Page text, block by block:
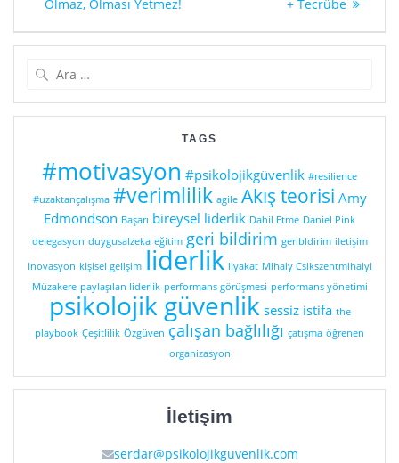
gezinmesi
Olmaz, Olması Yetmez! + Tecrübe
TAGS
#motivasyon #psikolojikgüvenlik #resilience
#uzaktançalışma #verimlilik agile Akış teorisi Amy
Edmondson Başarı bireysel liderlik Dahil Etme Daniel Pink
delegasyon duygusalzeka eğitim geri bildirim geribldirim iletişim
inovasyon kişisel gelişim liderlik liyakat Mihaly Csikszentmihalyi
Müzakere paylaşılan liderlik performans görüşmesi performans yönetimi
psikolojik güvenlik sessiz istifa the
playbook Çeşitlilik Özgüven çalışan bağlılığı çatışma öğrenen
organizasyon
İletişim
serdar@psikolojikguvenlik.com